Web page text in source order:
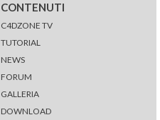
CONTENUTI
C4DZONE TV
TUTORIAL
NEWS
FORUM
GALLERIA
DOWNLOAD